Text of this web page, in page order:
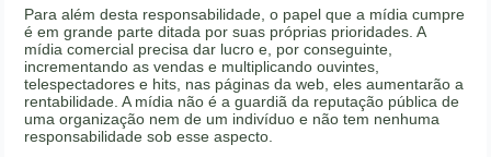
Para além desta responsabilidade, o papel que a mídia cumpre
é em grande parte ditada por suas próprias prioridades. A
mídia comercial precisa dar lucro e, por conseguinte,
incrementando as vendas e multiplicando ouvintes,
telespectadores e hits, nas páginas da web, eles aumentarão a
rentabilidade. A mídia não é a guardiã da reputação pública de
uma organização nem de um indivíduo e não tem nenhuma
responsabilidade sob esse aspecto.